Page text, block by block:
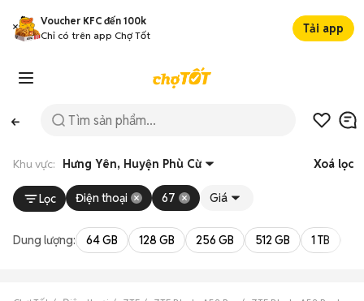
Voucher KFC đến 100k
Chỉ có trên app Chợ Tốt
Tải app
Khu vực: Hưng Yên, Huyện Phù Cừ Xoá lọc
Lọc Điện thoại 67 Giá
Dung lượng: 64 GB 128 GB 256 GB 512 GB 1 TB